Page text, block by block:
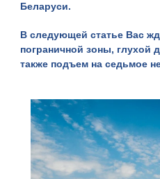
Беларуси.
Вследующей статье Вас
пограничной зоны, глухой
также подъем на седьмое